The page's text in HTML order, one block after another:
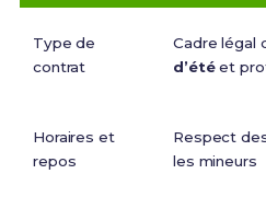
Type de
contrat
Cadre légal
d’étéet
Horaires et
repos
Respect
les mineurs